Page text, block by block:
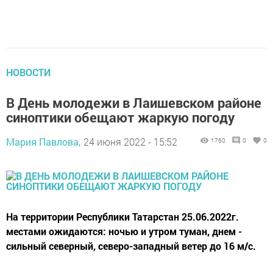
НОВОСТИ
В День молодежи в Лаишевском районе
синоптики обещают жаркую погоду
Мария Павлова, 24 июня 2022 - 15:52 1760 0 0
​​​​​​​На территории Республики Татарстан 25.06.2022г.
местами ожидаются: ночью и утром туман, днем -
сильный северный, северо-западный ветер до 16 м/с.